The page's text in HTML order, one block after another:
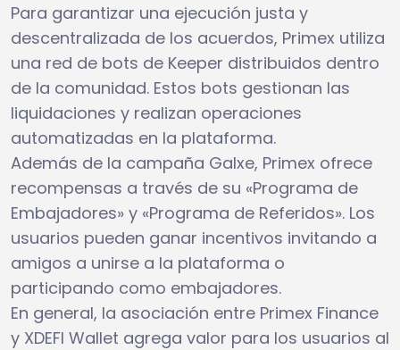
Para garantizar una ejecución justa y
descentralizada de los acuerdos, Primex utiliza
una red de bots de Keeper distribuidos dentro
de la comunidad. Estos bots gestionan las
liquidaciones y realizan operaciones
automatizadas en la plataforma.
Además de la campaña Galxe, Primex ofrece
recompensas a través de su «Programa de
Embajadores» y «Programa de Referidos». Los
usuarios pueden ganar incentivos invitando a
amigos a unirse a la plataforma o
participando como embajadores.
En general, la asociación entre Primex Finance
y XDEFI Wallet agrega valor para los usuarios al